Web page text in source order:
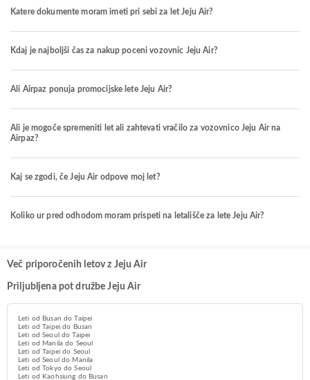
Katere dokumente moram imeti pri sebi za let Jeju Air?
Kdaj je najboljši čas za nakup poceni vozovnic Jeju Air?
Ali Airpaz ponuja promocijske lete Jeju Air?
Ali je mogoče spremeniti let ali zahtevati vračilo za vozovnico Jeju Air na
Airpaz?
Kaj se zgodi, če Jeju Air odpove moj let?
Koliko ur pred odhodom moram prispeti na letališče za lete Jeju Air?
Več priporočenih letov z Jeju Air
Priljubljena pot družbe Jeju Air
Leti od Busan do Taipei
Leti od Taipei do Busan
Leti od Seoul do Taipei
Leti od Manila do Seoul
Leti od Taipei do Seoul
Leti od Seoul do Manila
Leti od Tokyo do Seoul
Leti od Kaohsiung do Busan